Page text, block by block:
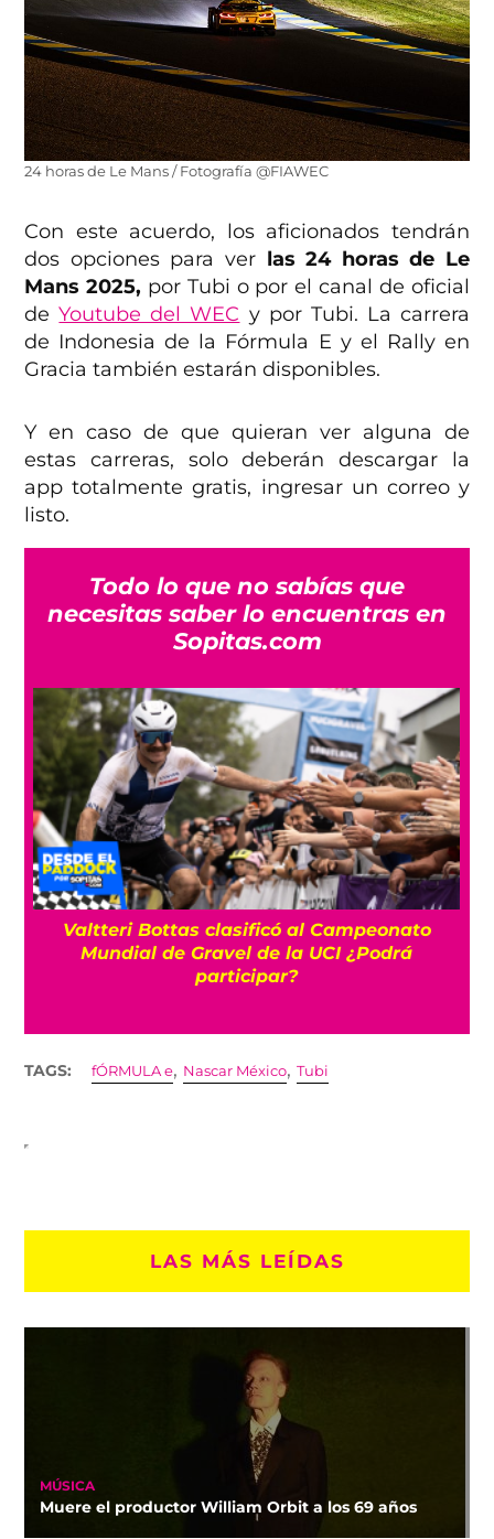
24 horas de Le Mans / Fotografía @FIAWEC
Con este acuerdo, los aficionados tendrán
dos opciones para ver las 24 horas de Le
Mans 2025, por Tubi o por el canal de oficial
deYoutube del WEC y por Tubi. La carrera
de Indonesia de la Fórmula E y el Rally en
Gracia también estarán disponibles.
Y en caso de que quieran ver alguna de
estas carreras, solo deberán descargar la
app totalmente gratis, ingresar un correo y
listo.
Todo lo que no sabías que
necesitas saber lo encuentras en
Sopitas.com
Valtteri Bottas clasificó al Campeonato
Mundial de Gravel de la UCI ¿Podrá
participar?
TAGS: fÓRMULA e, Nascar México,Tubi
LAS MÁS LEÍDAS
MÚSICA
Muere el productor William Orbit a los 69 años